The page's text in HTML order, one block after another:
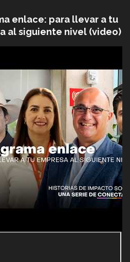
enlace: para llevar a tu
al siguiente nivel (video)